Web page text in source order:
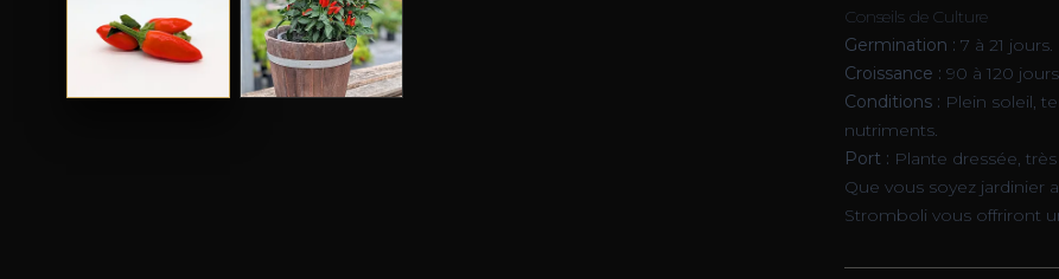
Conseils de Culture
Germination : 7 à 21 jours.
Croissance : 90 à 120
Conditions : Plein soleil,
nutriments.
Port : Plante dressée,
Que vous soyez jardinier
Stromboli vous offriront